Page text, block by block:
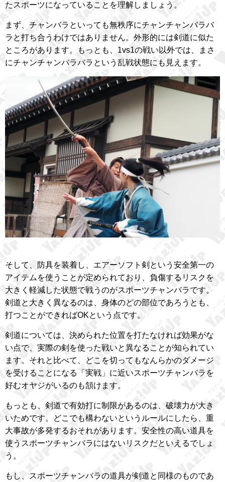
たスポーツになっていることを理解しましょう。
まず、チャンバラといっても無秩序にチャンチャンバラバ
ラと打ち合うわけではありません。外形的には剣道に似た
ところがあります。もっとも、1vs1の戦い以外では、まさ
にチャンチャンバラバラという乱戦状態にも見えます。
そして、防具を装着し、エアーソフト剣という安全第一の
アイテムを使うことが定められており、負傷するリスクを
大きく軽減した状態で戦うのがスポーツチャンバラです。
剣道と大きく異なるのは、身体のどの部位であろうとも、
打つことができればOKという点です。
剣道については、決められた位置を打たなければ効果がな
い点で、実際の剣を使った戦いと異なることが知られてい
ます。それと比べて、どこを切ってもなんらかのダメージ
を受けることになる「実戦」に近いスポーツチャンバラを
好むオヤジがいるのも頷けます。
もっとも、剣道で有効打に制限があるのは、破壊力が大き
いためです。どこでも構わないというルールにしたら、重
大事故が多発するおそれがあります。安全性の高い道具を
使うスポーツチャンバラにはないリスクだといえるでしょ
う。
もし、スポーツチャンバラの道具が剣道と同様のものであ